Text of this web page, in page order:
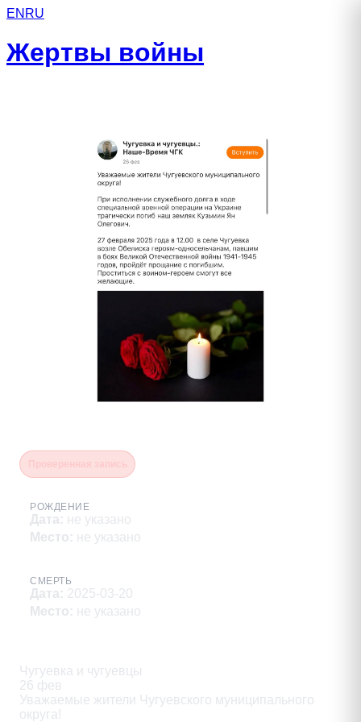
EN RU
Жертвы войны
РОЖДЕНИЕ
Дата: не указано
Место: не указано
СМЕРТЬ
Дата: 2025-03-20
Место: не указано
Чугуевка и чугуевцы
26 фев
Уважаемые жители Чугуевского муниципального
округа!